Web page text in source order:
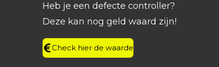
o
k
r
a
I
n
p
p
Heb je een defecte controller?
Deze kan nog geld waard zijn!
Check hier de waarde